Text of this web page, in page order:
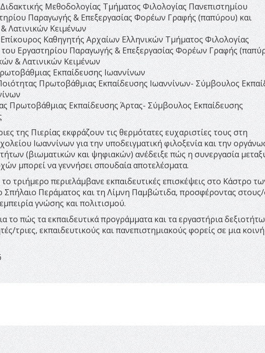
Μεθοδολογίας Τμήματος Φιλολογίας Πανεπιστημίου
Παραγωγής & Επεξεργασίας Φορέων Γραφής (παπύρου) και
Λατινικών Κειμένων
Καθηγητής Αρχαίων Ελληνικών Τμήματος Φιλολογίας
Εργαστηρίου Παραγωγής & Επεξεργασίας Φορέων Γραφής
& Λατινικών Κειμένων
Εκπαίδευσης Ιωαννίνων
Πρωτοβάθμιας Εκπαίδευσης Ιωαννίνων- Σύμβουλος
Πρωτοβάθμιας Εκπαίδευσης Άρτας- Σύμβουλος Εκπαίδευσης
της Πιερίας εκφράζουν τις θερμότατες ευχαριστίες τους στη
Ιωαννίνων για την υποδειγματική φιλοξενία και την
(βιωματικών και ψηφιακών) ανέδειξε πώς η συνεργασία
μπορεί να γεννήσει σπουδαία αποτελέσματα.
τριήμερο περιελάμβανε εκπαιδευτικές επισκέψεις στο Κάστρο
Περάματος και τη Λίμνη Παμβώτιδα, προσφέροντας στους/
γνώσης και πολιτισμού.
το πώς τα εκπαιδευτικά προγράμματα και τα εργαστήρια
τριες, εκπαιδευτικούς και πανεπιστημιακούς φορείς σε μια κοινή